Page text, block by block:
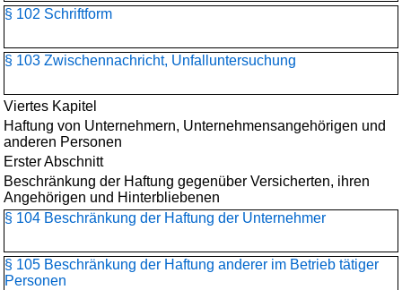
§ 102 Schriftform
§ 103 Zwischennachricht, Unfalluntersuchung
Viertes Kapitel
Haftung von Unternehmern, Unternehmensangehörigen und
anderen Personen
Erster Abschnitt
Beschränkung der Haftung gegenüber Versicherten, ihren
Angehörigen und Hinterbliebenen
§ 104 Beschränkung der Haftung der Unternehmer
§ 105 Beschränkung der Haftung anderer im Betrieb tätiger
Personen